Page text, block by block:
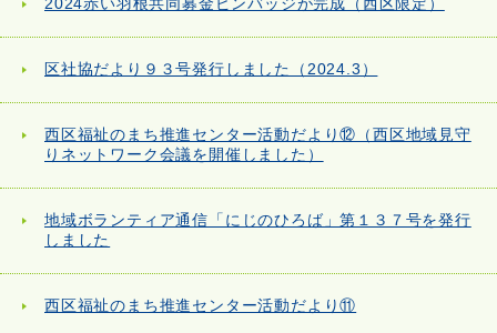
2024赤い羽根共同募金ピンバッジが完成（西区限定）
区社協だより９３号発行しました（2024.3）
西区福祉のまち推進センター活動だより⑫（西区地域見守
りネットワーク会議を開催しました）
地域ボランティア通信「にじのひろば」第１３７号を発行
しました
西区福祉のまち推進センター活動だより⑪